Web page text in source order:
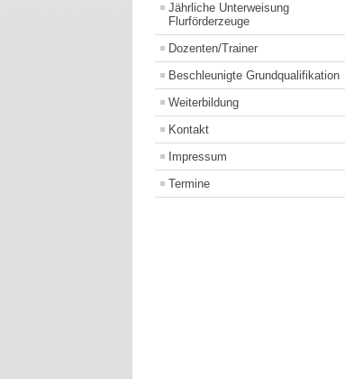
Jährliche Unterweisung
Flurförderzeuge
Dozenten/Trainer
Beschleunigte Grundqualifikation
Weiterbildung
Kontakt
Impressum
Termine